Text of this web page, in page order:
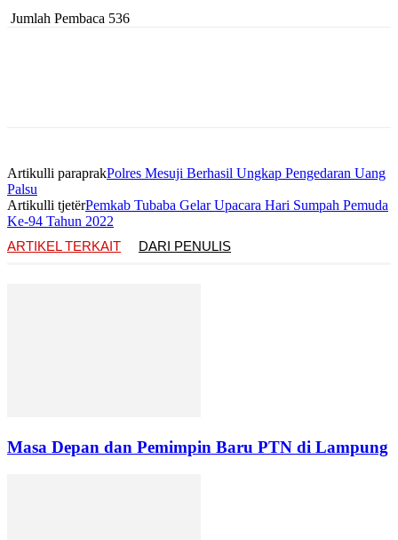
Jumlah Pembaca 536
Artikulli paraprakPolres Mesuji Berhasil Ungkap Pengedaran Uang
Palsu
Artikulli tjetërPemkab Tubaba Gelar Upacara Hari Sumpah Pemuda
Ke-94 Tahun 2022
ARTIKEL TERKAIT
DARI PENULIS
Masa Depan dan Pemimpin Baru PTN di Lampung